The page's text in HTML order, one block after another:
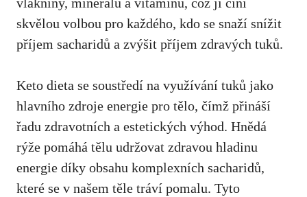
skvělou volbou pro‍ každého, kdo se snaží snížit
příjem sacharidů a zvýšit příjem zdravých tuků.
Keto dieta se soustředí na využívání tuků jako
hlavního zdroje energie pro tělo, čímž přináší
řadu zdravotních a estetických ​výhod. Hnědá​
rýže ‍pomáhá tělu⁤ udržovat zdravou hladinu
‌energie díky ‌obsahu komplexních sacharidů,
které se v‌ našem těle tráví pomalu. Tyto